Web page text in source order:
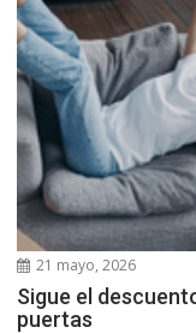
21 mayo, 2026
Sigue el
puertas